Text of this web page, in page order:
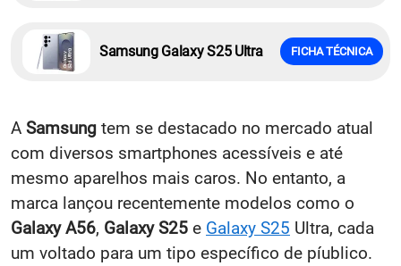
Samsung Galaxy S25 Ultra FICHA TÉCNICA
A Samsung tem se destacado no mercado atual
com diversos smartphones acessíveis e até
mesmo aparelhos mais caros. No entanto, a
marca lançou recentemente modelos como o
Galaxy A56, Galaxy S25 e Galaxy S25 Ultra, cada
um voltado para um tipo específico de píublico.